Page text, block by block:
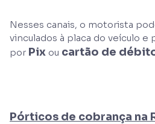
Nesses canais, o motorista
vinculados à placa do veículo e
por Pix ou cartão de
Pórticos de cobrança na